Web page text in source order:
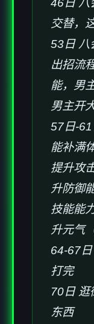
46日 八
交替，
53日 八
出招流
能，男
男主开
57日-
能补满
提升攻
升防御
技能能
升元气
64-67
打完
70日 逛
东西